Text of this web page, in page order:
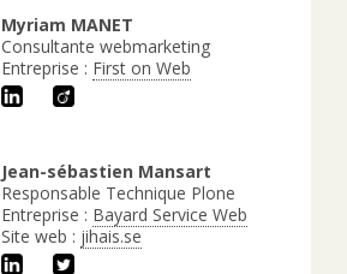
Myriam MANET
Consultante webmarketing
Entreprise : First on Web
Jean-sébastien Mansart
Responsable Technique Plone
Entreprise : Bayard Service Web
Site web : jihais.se